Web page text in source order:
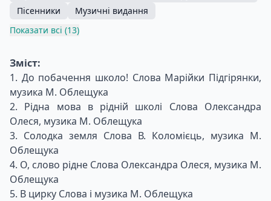
Пісенники
Музичні видання
Показати всі (13)
Зміст:
1. До побачення школо! Слова Марійки Підгірянки,
музика М. Облещука
2. Рідна мова в рідній школі Слова Олександра
Олеся, музика М. Облещука
3. Солодка земля Слова В. Коломієць, музика М.
Облещука
4. О, слово рідне Слова Олександра Олеся, музика М.
Облещука
5. В цирку Слова і музика М. Облещука